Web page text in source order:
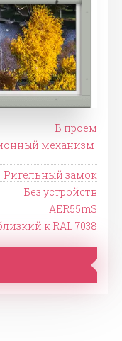
В проем
механизм
Ригельный замок
Без устройств
AER55mS
к RAL 7038